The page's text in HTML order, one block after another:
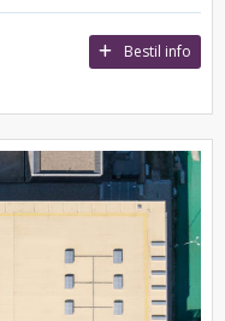
Bestil info